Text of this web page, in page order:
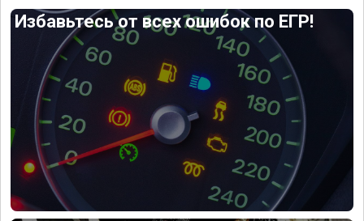
Избавьтесь от всех ошибок по ЕГР!